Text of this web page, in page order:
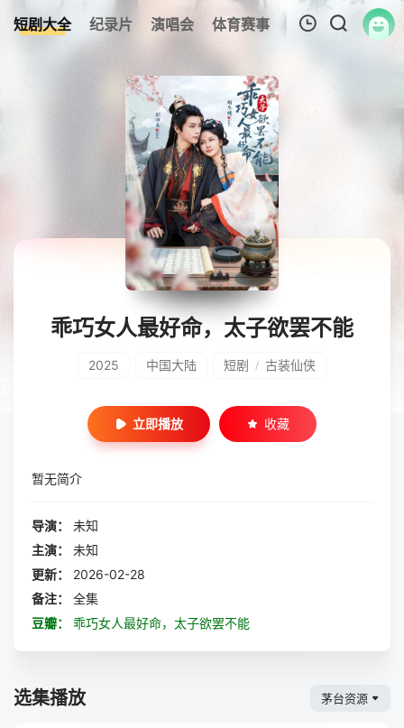
短剧大全 纪录片 演唱会 体育赛事 伦理片 影视解
暂无观看影片的记录
乖巧女人最好命，太子欲罢不能
2025 中国大陆 短剧 / 古装仙侠
立即播放 收藏
暂无简介
导演：
未知
主演：
未知
更新：
2026-02-28
备注：
全集
豆瓣：
乖巧女人最好命，太子欲罢不能
选集播放 茅台资源